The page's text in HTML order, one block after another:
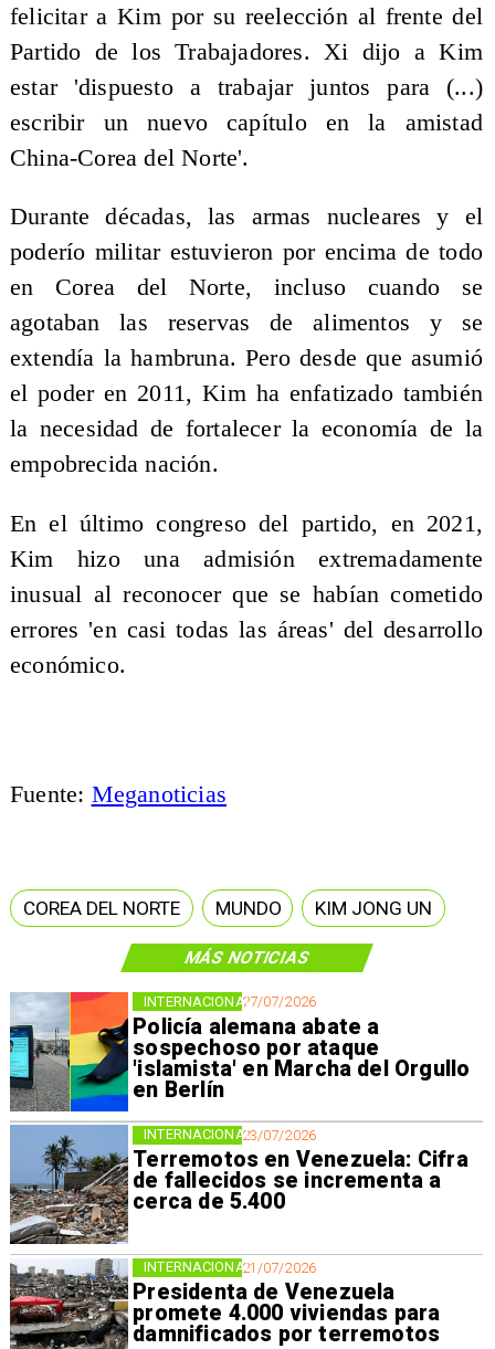
MÁS NOTICIAS
27/07/2026
Policía alemana abate a
sospechoso por ataque
'islamista' en Marcha del Orgullo
en Berlín
INTERNACIONAL
23/07/2026
Terremotos en Venezuela: Cifra
de fallecidos se incrementa a
cerca de 5.400
INTERNACIONAL
21/07/2026
Presidenta de Venezuela
promete 4.000 viviendas para
damnificados por terremotos
INTERNACIONAL
felicitar a Kim por su reelección al frente del
Partido de los Trabajadores. Xi dijo a Kim
estar 'dispuesto a trabajar juntos para (...)
escribir un nuevo capítulo en la amistad
China-Corea del Norte'.
Durante décadas, las armas nucleares y el
poderío militar estuvieron por encima de todo
en Corea del Norte, incluso cuando se
agotaban las reservas de alimentos y se
extendía la hambruna. Pero desde que asumió
el poder en 2011, Kim ha enfatizado también
la necesidad de fortalecer la economía de la
empobrecida nación.
En el último congreso del partido, en 2021,
Kim hizo una admisión extremadamente
inusual al reconocer que se habían cometido
errores 'en casi todas las áreas' del desarrollo
económico.
Fuente: Meganoticias
COREA DEL NORTE MUNDO KIM JONG UN